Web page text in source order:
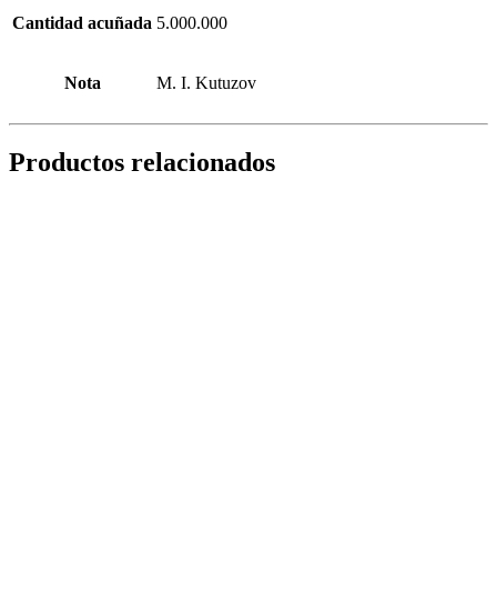
Cantidad acuñada 5.000.000
Nota M. I. Kutuzov
Productos relacionados